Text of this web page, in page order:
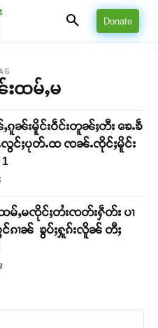
Donate
ထမ်ႇမ
ၼ်းမိူင်းဝဵင်းတူၼ်ႈတီး ၶေႉၶဵ
လွင်ႈပုတ်ႉထ ၸၼ်ႉၸိုင်ႈမိူင်း
မ်ႇမၸိုင်ႈတႆးၸတ်းႁဵတ်း ပၢ
င်ၵၢၼ် ၶွပ်ႈႁူၵ်းလိူၼ် တီႈ